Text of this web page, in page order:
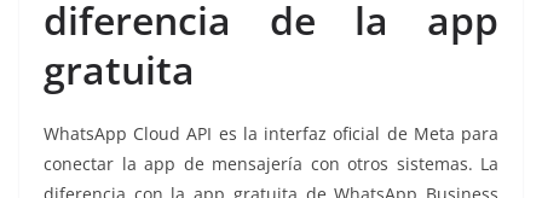
diferencia de la app
gratuita
WhatsApp Cloud API es la interfaz oficial de Meta para
conectar la app de mensajería con otros sistemas. La
diferencia con la app gratuita de WhatsApp Business